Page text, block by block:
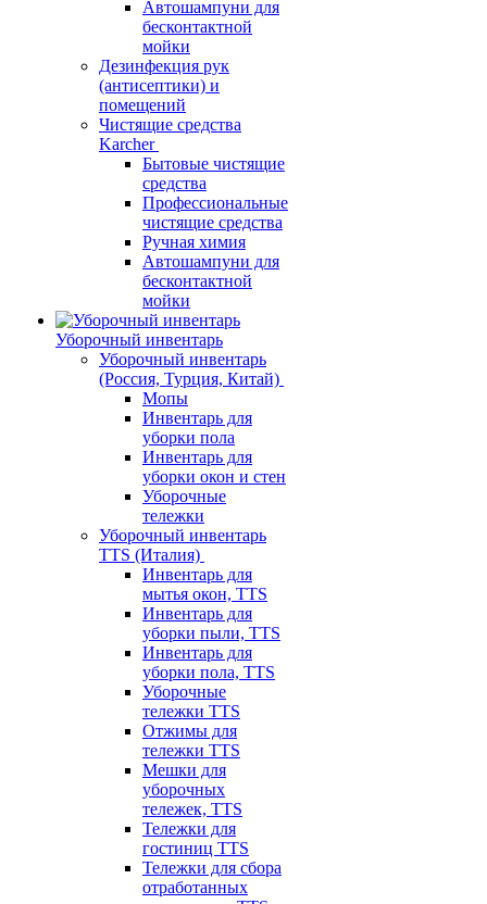
Автошампуни для
бесконтактной
мойки
Дезинфекция рук
(антисептики) и
помещений
Чистящие средства
Karcher
Бытовые чистящие
средства
Профессиональные
чистящие средства
Ручная химия
Автошампуни для
бесконтактной
мойки
Уборочный инвентарь
Уборочный инвентарь
(Россия, Турция, Китай)
Мопы
Инвентарь для
уборки пола
Инвентарь для
уборки окон и стен
Уборочные
тележки
Уборочный инвентарь
TTS (Италия)
Инвентарь для
мытья окон, TTS
Инвентарь для
уборки пыли, TTS
Инвентарь для
уборки пола, TTS
Уборочные
тележки TTS
Отжимы для
тележки TTS
Мешки для
уборочных
тележек, TTS
Тележки для
гостиниц TTS
Тележки для сбора
отработанных